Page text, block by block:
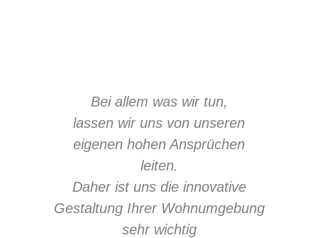
Bei allem was wir tun,
lassen wir uns von unseren
eigenen hohen Ansprüchen
leiten.
Daher ist uns die innovative
Gestaltung Ihrer Wohnumgebung
sehr wichtig